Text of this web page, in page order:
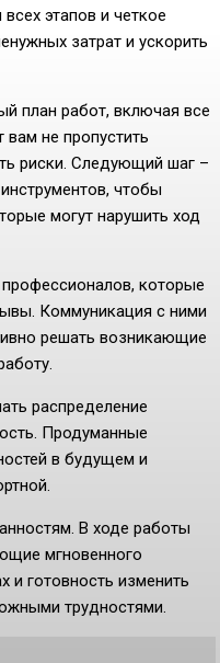
этапов и четкое
затрат и ускорить
план работ, включая все
не пропустить
риски. Следующий шаг –
чтобы
могут нарушить ход
которые
Коммуникация с ними
решать возникающие
распределение
Продуманные
в будущем и
В ходе работы
мгновенного
и готовность изменить
трудностями.